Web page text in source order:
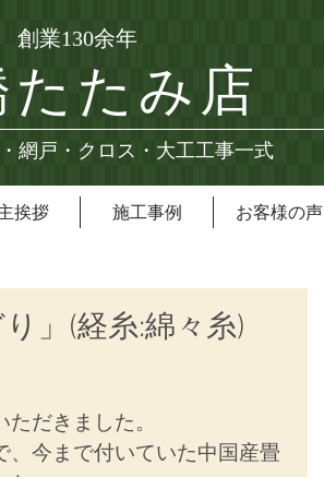
創業130余年
たたみ店
網戸・クロス・大工工事一式
挨拶 施工事例 お客様の声
」(経糸:綿々糸)
だきました。
、今まで付いていた中国産畳